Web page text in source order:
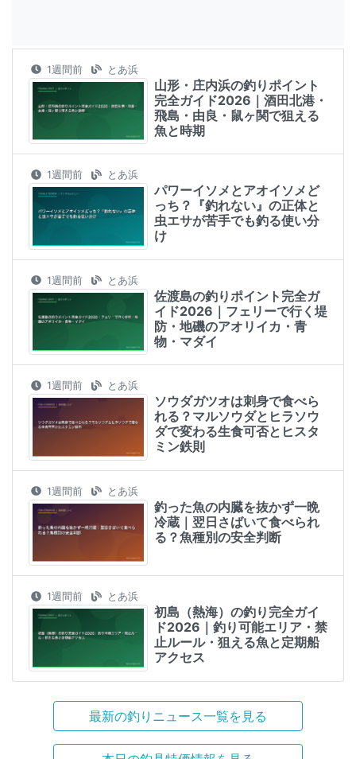
1週間前 とあ浜
山形・庄内浜の釣りポイント
完全ガイド2026｜酒田北港・
飛島・由良・鼠ヶ関で狙える
魚と時期
1週間前 とあ浜
パワーイソメとアオイソメど
っち？『釣れない』の正体と
虫エサが苦手でも釣る使い分
け
1週間前 とあ浜
佐渡島の釣りポイント完全ガ
イド2026｜フェリーで行く堤
防・地磯のアオリイカ・青
物・マダイ
1週間前 とあ浜
ソウダガツオは刺身で食べら
れる？マルソウダとヒラソウ
ダで変わる生食可否とヒスタ
ミン鉄則
1週間前 とあ浜
釣った魚の内臓を抜かず一晩
冷蔵｜翌日さばいて食べられ
る？魚種別の安全判断
1週間前 とあ浜
初島（熱海）の釣り完全ガイ
ド2026｜釣り可能エリア・禁
止ルール・狙える魚と定期船
アクセス
最新の釣りニュース一覧を見る